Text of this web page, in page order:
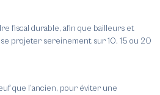
fiscal durable, afin que bailleurs et
projeter sereinement sur 10, 15 ou 20
que l’ancien, pour éviter une